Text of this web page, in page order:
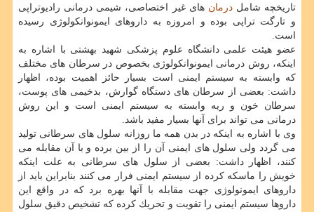
تاریخچه شاملدرمان های غیر اختصاصی، شیمی درمانی رادیوتراپی
و تارگت تراپی بوده و امروزه به داروهای ایمونوانكولوژی رسیده
است.
عضو هیئت علمی دانشگاه علوم پزشكی شهید بهشتی با اشاره به
اینكه، روش درمانی ایمونوانكولوژی بخصوص در سرطان های مختلف
كه وابسته به سیستم ایمنی است بسیار حائز اهمیت بوده، اظهار
داشت: بعضی از سرطان های دستگاه گوارش، بدخیمی های پوست،
سرطان خون و ریه وابسته به سیستم ایمنی است و این روش
درمانی می تواند برای آنها بسیار مفید باشد.
وی با اشاره به اینكه در بدن همه ما روزانه سلول های سرطانی تولید
می گردد ولی سلول های ایمنی آن را از بین برده و با آن مقابله می
كنند، اظهار داشت: بعضی از سلول های سرطانی به علت اینكه
خویش را ماسكه كرده از سیستم ایمنی فرار می كنند بنابراین باید از
داروهای ایمونولوژی جهت مقابله با آنها بهره برد كه در واقع این
داروها سیستم ایمنی را تقویت و تحریك كرده كه تشخیص دقیق سلول